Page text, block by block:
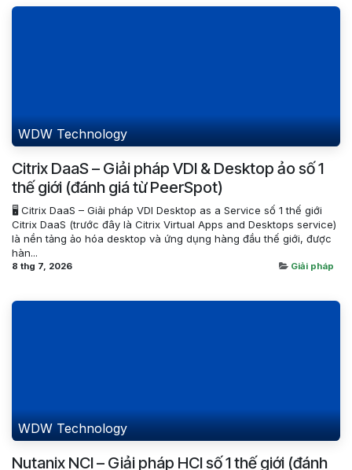
WDW Technology
Citrix DaaS – Giải pháp VDI & Desktop ảo số 1
thế giới (đánh giá từ PeerSpot)
🖥️ Citrix DaaS – Giải pháp VDI Desktop as a Service số 1 thế giới
Citrix DaaS (trước đây là Citrix Virtual Apps and Desktops service)
là nền tảng ảo hóa desktop và ứng dụng hàng đầu thế giới, được
hàn...
8 thg 7, 2026 Giải pháp
WDW Technology
Nutanix NCI – Giải pháp HCI số 1 thế giới (đánh